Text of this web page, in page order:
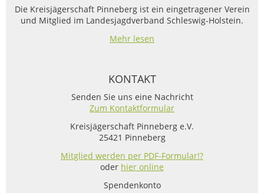
Die Kreisjägerschaft Pinneberg ist ein eingetragener Verein
und Mitglied im Landesjagdverband Schleswig-Holstein.
Mehr lesen
KONTAKT
Senden Sie uns eine Nachricht
Zum Kontaktformular
Kreisjägerschaft Pinneberg e.V.
25421 Pinneberg
Mitglied werden per PDF-Formular!?
oder hier online
Spendenkonto